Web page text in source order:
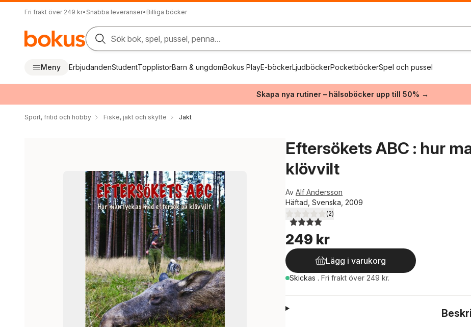
Fri frakt över 249 kr• Snabba leveranser• Billiga böcker
Sök bok, spel, pussel, penna...
Meny ErbjudandenStudentTopplistorBarn & ungdomBokus PlayE-böckerLjudböckerPocketböckerSpel och pussel
Skapa nya rutiner – hälsoböcker upp till 50% →
Sport, fritid och hobby Fiske, jakt och skytte Jakt
Eftersökets ABC : hur
klövvilt
Av Alf Andersson
Häftad, Svenska, 2009
4,0utav 5 stjärnor. Totalt antal röster:
(2)
249 kr
Lägg i varukorg
Skickas . Fri frakt över 249 kr.